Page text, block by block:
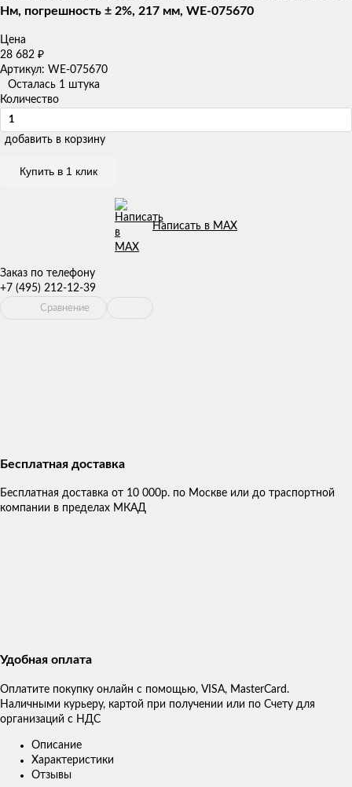
Нм, погрешность ± 2%, 217 мм, WE-075670
Цена
28 682 ₽
Артикул: WE-075670
Осталась 1 штука
Количество
добавить в корзину
Купить в 1 клик
Написать в MAX
Заказ по телефону
+7 (495) 212-12-39
Сравнение
Бесплатная доставка
Бесплатная доставка от 10 000р. по Москве или до траспортной
компании в пределах МКАД
Удобная оплата
Оплатите покупку онлайн с помощью, VISA, MasterCard.
Наличными курьеру, картой при получении или по Счету для
организаций с НДС
Описание
Характеристики
Отзывы